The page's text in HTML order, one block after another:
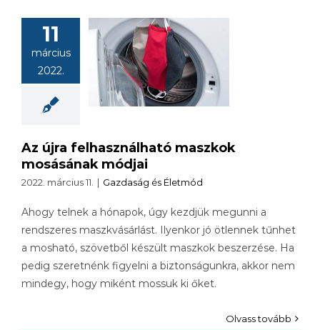
11
március
2022.
Az újra felhasználható maszkok
mosásának módjai
2022. március 11. | Gazdaság és Életmód
Ahogy telnek a hónapok, úgy kezdjük megunni a
rendszeres maszkvásárlást. Ilyenkor jó ötlennek tűnhet
a mosható, szövetből készült maszkok beszerzése. Ha
pedig szeretnénk figyelni a biztonságunkra, akkor nem
mindegy, hogy miként mossuk ki őket.
Olvass tovább